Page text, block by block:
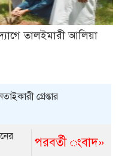
তালইমারী আলিয়া
গ্রেপ্তার
পরবর্তী ংবাদ»